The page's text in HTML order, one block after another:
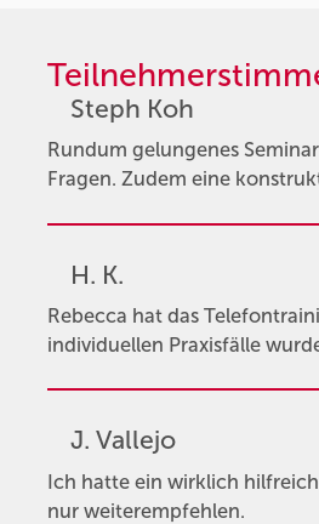
Steph Koh
Rundum gelungenes
Fragen. Zudem eine
H. K.
Rebecca hat das
individuellen Praxisfälle
J. Vallejo
Ich hatte ein wirklich
nur weiterempfehlen.